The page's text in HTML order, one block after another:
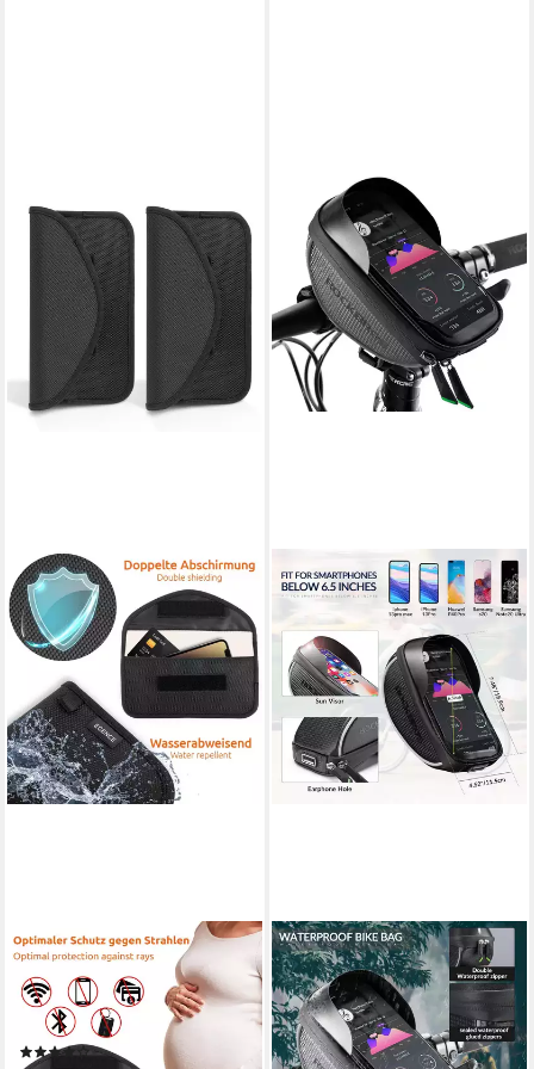
ECENCE
Handytasche 2x RFID
Strahlenschutz-Tasche Handy
Smartphone (2-tlg)
(5)
ROCKBROS
Handytasche Fahrrad
Lenkertasche Lenker
wasserdichte Handyhalterung,
für Smartphone bis zu 6.5